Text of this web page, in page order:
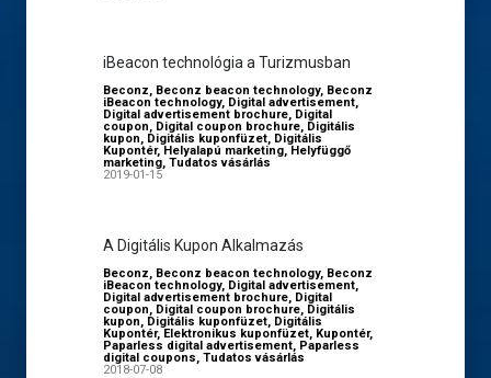
iBeacon technológia a Turizmusban
Beconz, Beconz beacon technology, Beconz
iBeacon technology, Digital advertisement,
Digital advertisement brochure, Digital
coupon, Digital coupon brochure, Digitális
kupon, Digitális kuponfüzet, Digitális
Kupontér, Helyalapú marketing, Helyfüggő
marketing, Tudatos vásárlás
2019-01-15
A Digitális Kupon Alkalmazás
Beconz, Beconz beacon technology, Beconz
iBeacon technology, Digital advertisement,
Digital advertisement brochure, Digital
coupon, Digital coupon brochure, Digitális
kupon, Digitális kuponfüzet, Digitális
Kupontér, Elektronikus kuponfüzet, Kupontér,
Paparless digital advertisement, Paparless
digital coupons, Tudatos vásárlás
2018-07-08